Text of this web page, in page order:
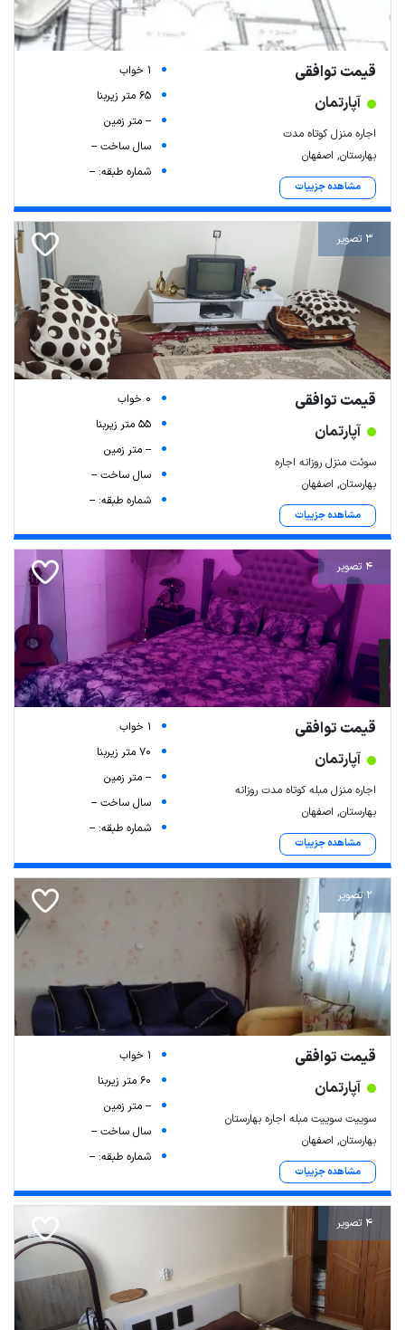
قیمت توافقی
آپارتمان
اجاره منزل کوتاه مدت
بهارستان, اصفهان
مشاهده جزییات
1 خواب
65 متر زیربنا
-- متر زمین
سال ساخت --
شماره طبقه: --
3 تصویر
قیمت توافقی
آپارتمان
سوئت منزل روزانه اجاره
بهارستان, اصفهان
مشاهده جزییات
0 خواب
55 متر زیربنا
-- متر زمین
سال ساخت --
شماره طبقه: --
4 تصویر
قیمت توافقی
آپارتمان
اجاره منزل مبله کوتاه مدت روزانه
بهارستان, اصفهان
مشاهده جزییات
1 خواب
70 متر زیربنا
-- متر زمین
سال ساخت --
شماره طبقه: --
2 تصویر
قیمت توافقی
آپارتمان
سوییت سوییت مبله اجاره بهارستان
بهارستان, اصفهان
مشاهده جزییات
1 خواب
60 متر زیربنا
-- متر زمین
سال ساخت --
شماره طبقه: --
4 تصویر